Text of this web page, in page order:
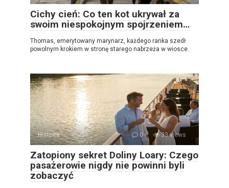
Cichy cień: Co ten kot ukrywał za
swoim niespokojnym spojrzeniem…
Thomas, emerytowany marynarz, każdego ranka szedł
powolnym krokiem w stronę starego nabrzeża w wiosce.
Histoire 0 33 views
Zatopiony sekret Doliny Loary: Czego
pasażerowie nigdy nie powinni byli
zobaczyć